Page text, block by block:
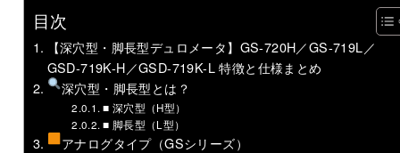
目次
【深穴型・脚長型デュロメータ】GS-720H／GS-719L／
GSD-719K-H／GSD-719K-L 特徴と仕様まとめ
深穴型・脚長型とは？
■ 深穴型（H型）
■ 脚長型（L型）
アナログタイプ（GSシリーズ）